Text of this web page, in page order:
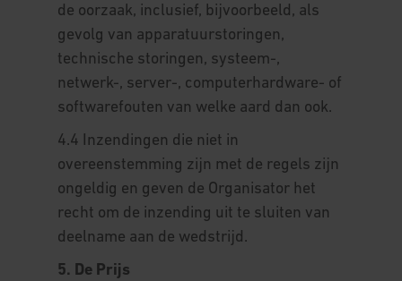
de oorzaak, inclusief, bijvoorbeeld, als
gevolg van apparatuurstoringen,
technische storingen, systeem-,
netwerk-, server-, computerhardware- of
softwarefouten van welke aard dan ook.
4.4 Inzendingen die niet in
overeenstemming zijn met de regels zijn
ongeldig en geven de Organisator het
recht om de inzending uit te sluiten van
deelname aan de wedstrijd.
5. De Prijs